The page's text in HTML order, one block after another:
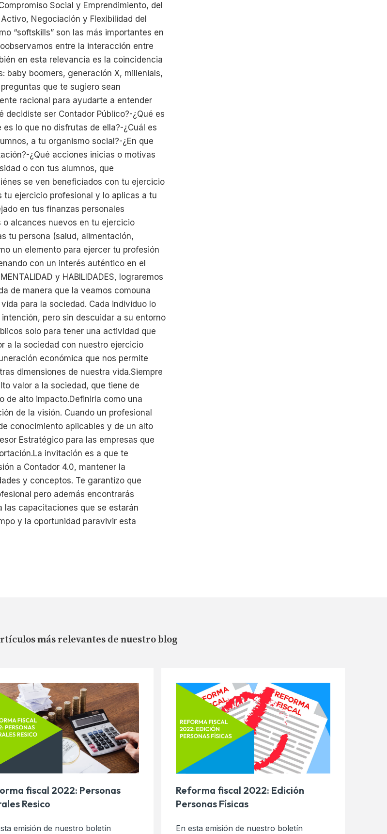
Social y Emprendimiento, del
Negociación y Flexibilidad del
“softskills” son las más importantes en
entre la interacción entre
en esta relevancia es la coincidencia
baby boomers, generación X, millenials,
que te sugiero sean
racional para ayudarte a entender
decidiste ser Contador Público?-¿Qué es
lo que no disfrutas de ella?-¿Cuál es
a tu organismo social?-¿En que
¿Qué acciones inicias o motivas
o con tus alumnos, que
se ven beneficiados con tu ejercicio
ejercicio profesional y lo aplicas a tu
en tus finanzas personales
alcances nuevos en tu ejercicio
tu persona (salud, alimentación,
un elemento para ejercer tu profesión
con un interés auténtico en el
y HABILIDADES, lograremos
de manera que la veamos comouna
para la sociedad. Cada individuo lo
pero sin descuidar a su entorno
solo para tener una actividad que
a la sociedad con nuestro ejercicio
económica que nos permite
dimensiones de nuestra vida.Siempre
valor a la sociedad, que tiene de
de alto impacto.Definirla como una
de la visión. Cuando un profesional
conocimiento aplicables y de un alto
Estratégico para las empresas que
invitación es a que te
a Contador 4.0, mantener la
y conceptos. Te garantizo que
pero además encontrarás
capacitaciones que se estarán
y la oportunidad paravivir esta
más relevantes de nuestro blog
fiscal 2022: Personas
Resico
emisión de nuestro boletín
Reforma fiscal 2022: Edición
Personas Físicas
En esta emisión de nuestro boletín